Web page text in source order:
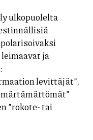
ulkopuolelta
ja
levittäjät”,
”rokote- tai